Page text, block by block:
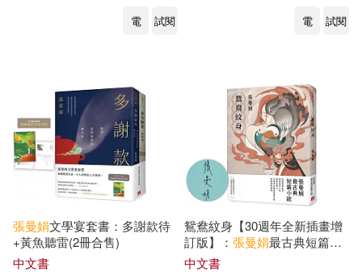
電
試閱
電
試閱
張曼娟文學宴套書：多謝款待
+黃魚聽雷(2冊合售)
中文書
鴛鴦紋身【30週年全新插畫增
訂版】： 張曼娟最古典短篇小
說(親筆簽名版)
中文書